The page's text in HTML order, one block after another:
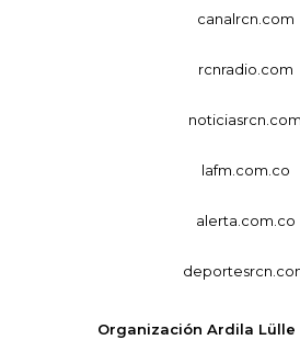
canalrcn.com
rcnradio.com
noticiasrcn.com
lafm.com.co
alerta.com.co
Organización Ardila Lülle